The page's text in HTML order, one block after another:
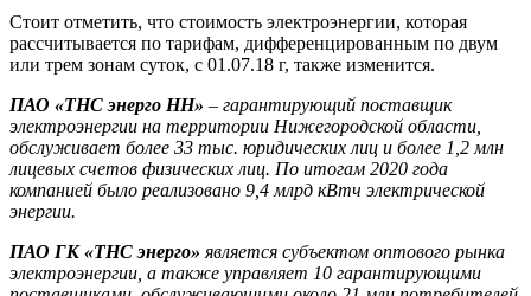
Стоит отметить, что стоимость электроэнергии, которая
рассчитывается по тарифам, дифференцированным по двум
или трем зонам суток, с 01.07.18 г, также изменится.
ПАО «ТНС энерго НН» – гарантирующий поставщик
электроэнергии на территории Нижегородской области,
обслуживает более 33 тыс. юридических лиц и более 1,2 млн
лицевых счетов физических лиц. По итогам 2020 года
компанией было реализовано 9,4 млрд кВтч электрической
энергии.
ПАО ГК «ТНС энерго» является субъектом оптового рынка
электроэнергии, а также управляет 10 гарантирующими